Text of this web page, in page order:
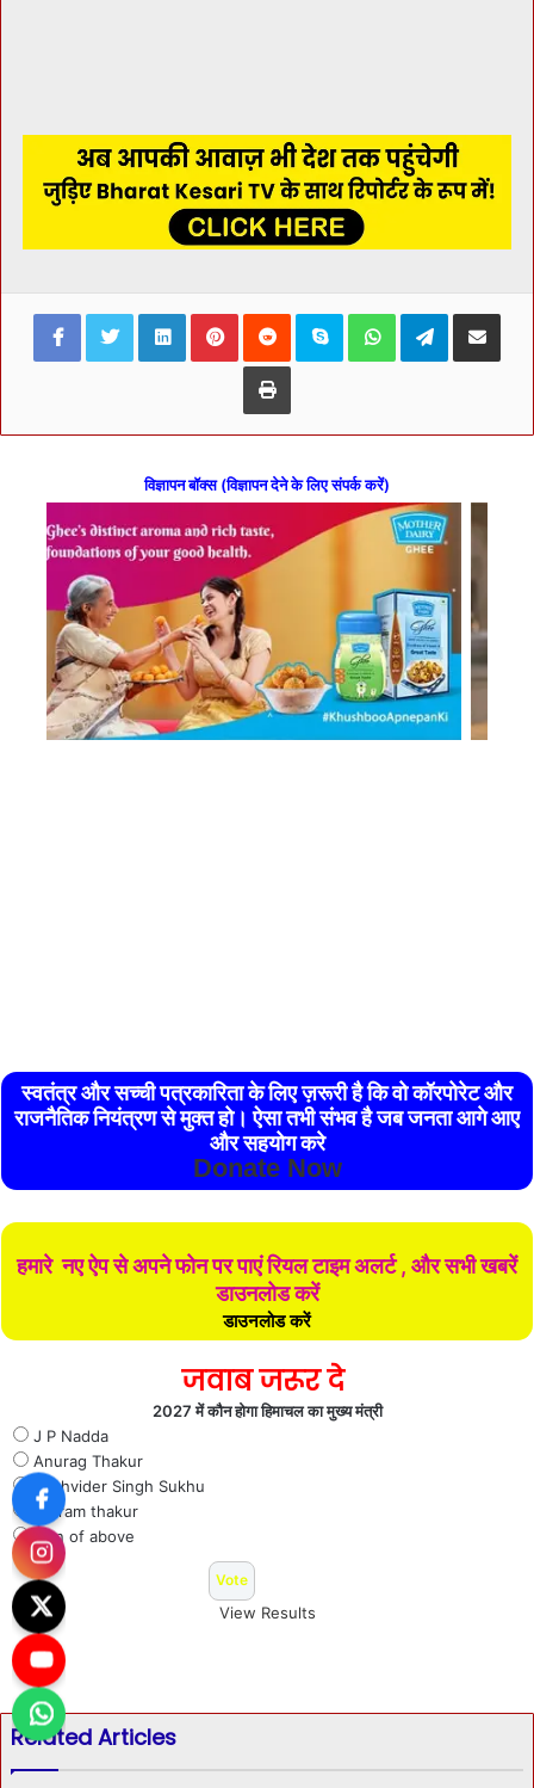
FacebookTwitterLinkedInPinterestReddit Skype WhatsAppTelegramShare via
Print
विज्ञापन बॉक्स (विज्ञापन देने के लिए संपर्क करें)
स्वतंत्र और सच्ची पत्रकारिता के लिए ज़रूरी है कि वो कॉरपोरेट और
राजनैतिक नियंत्रण से मुक्त हो। ऐसा तभी संभव है जब जनता आगे आए
और सहयोग करे
Donate Now
हमारे नए ऐप से अपने फोन पर पाएं रियल टाइम अलर्ट , और सभी खबरें
डाउनलोड करें
डाउनलोड करें
जवाब जरूर दे
2027 में कौन होगा हिमाचल का मुख्य मंत्री
J P Nadda
Anurag Thakur
Sukhvider Singh Sukhu
Jai ram thakur
Non of above
View Results
Related Articles